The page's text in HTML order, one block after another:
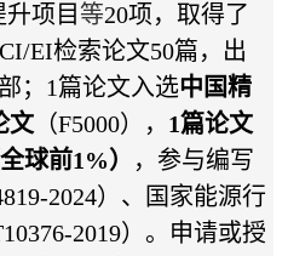
项目 等20项，取得了
EI检索论文50篇，出
；1篇论文入选中国精
文（F5000）， 1篇论文
球前1%）
，参与编写
2024）、国家能源行
2019）。申请或授